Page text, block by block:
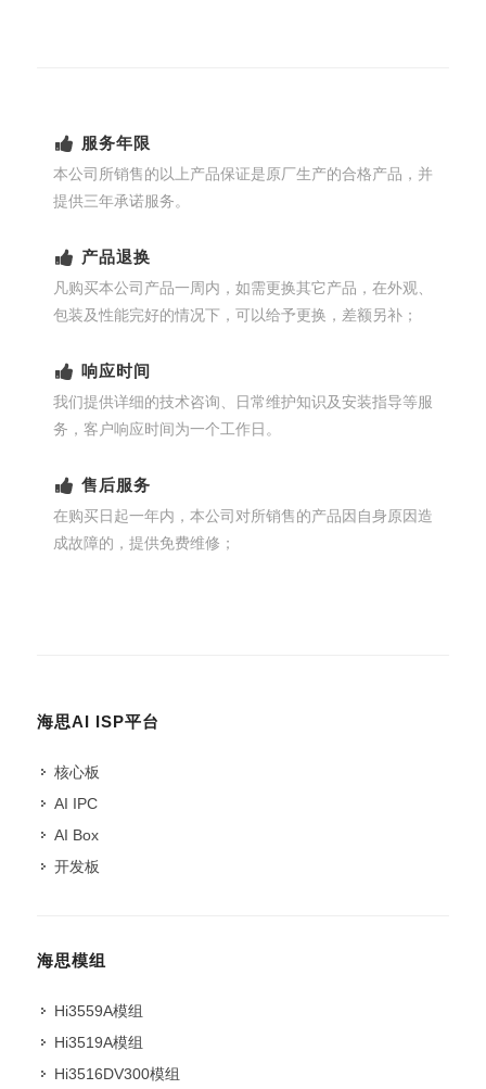
服务年限
本公司所销售的以上产品保证是原厂生产的合格产品，并
提供三年承诺服务。
产品退换
凡购买本公司产品一周内，如需更换其它产品，在外观、
包装及性能完好的情况下，可以给予更换，差额另补；
响应时间
我们提供详细的技术咨询、日常维护知识及安装指导等服
务，客户响应时间为一个工作日。
售后服务
在购买日起一年内，本公司对所销售的产品因自身原因造
成故障的，提供免费维修；
海思AI ISP平台
核心板
AI IPC
AI Box
开发板
海思模组
Hi3559A模组
Hi3519A模组
Hi3516DV300模组